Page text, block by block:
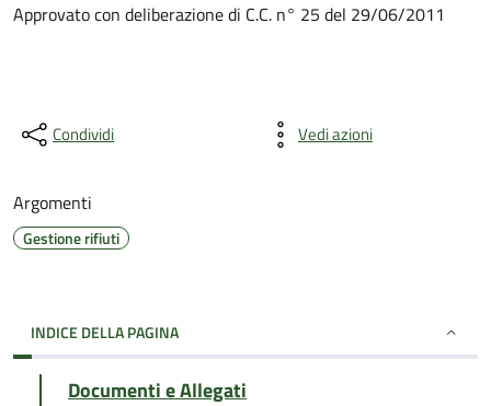
Approvato con deliberazione di C.C. n° 25 del 29/06/2011
Condividi Vedi azioni
Argomenti
Gestione rifiuti
INDICE DELLA PAGINA
Documenti e Allegati